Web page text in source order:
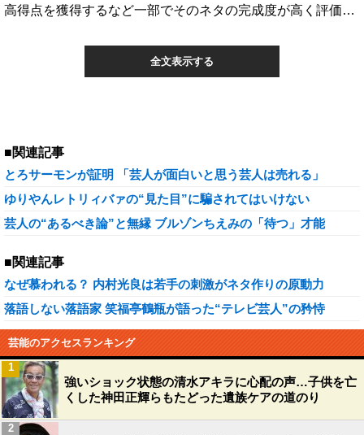
高得点を獲得するなど一部でそのネタの完成度が高く評価…
全文表示する
■関連記事
とろサーモンが証明 「芸人が面白いと思う芸人は売れる」
ゆりやんレトリィバァの“見た目”に騙されてはいけない
芸人の“あるべき論”と無縁 ブルゾンちえみの「待つ」才能
■関連記事
なぜ慕われる？ 内村光良は若手の刺激がネタ作りの原動力
落語しない落語家 笑福亭鶴瓶が語った“テレビ芸人”の矜恃
芸能のアクセスランキング
強いショック状態の清水アキラに心配の声…子供を亡
くした神田正輝らもたどった遺族ケアの道のり
1
2